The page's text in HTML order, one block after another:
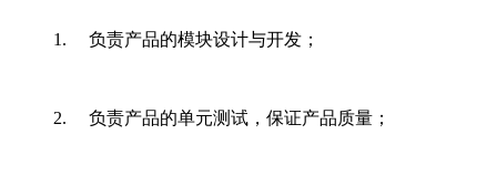
1. 负责产品的模块设计与开发；
2. 负责产品的单元测试，保证产品质量；